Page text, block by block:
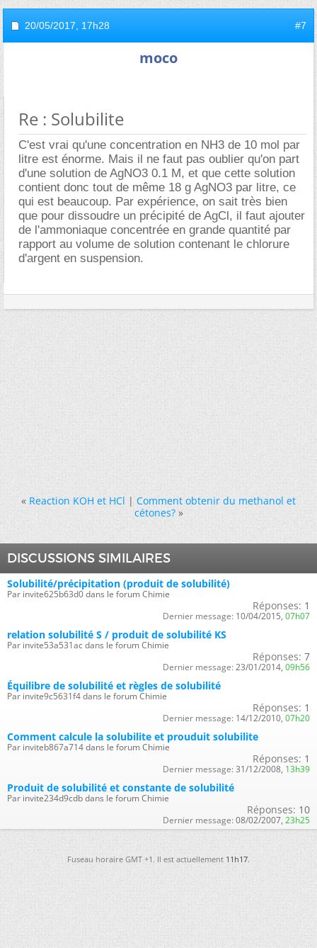
20/05/2017, 17h28 #7
moco
Re : Solubilite
C'est vrai qu'une concentration en NH3 de 10 mol par
litre est énorme. Mais il ne faut pas oublier qu'on part
d'une solution de AgNO3 0.1 M, et que cette solution
contient donc tout de même 18 g AgNO3 par litre, ce
qui est beaucoup. Par expérience, on sait très bien
que pour dissoudre un précipité de AgCl, il faut ajouter
de l'ammoniaque concentrée en grande quantité par
rapport au volume de solution contenant le chlorure
d'argent en suspension.
« Reaction KOH et HCl|Comment obtenir du methanol et
cétones? »
DISCUSSIONS SIMILAIRES
Solubilité/précipitation (produit de solubilité)
Par invite625b63d0 dans le forum Chimie
Réponses: 1
Dernier message: 10/04/2015, 07h07
relation solubilité S / produit de solubilité KS
Par invite53a531ac dans le forum Chimie
Réponses: 7
Dernier message: 23/01/2014, 09h56
Équilibre de solubilité et règles de solubilité
Par invite9c5631f4 dans le forum Chimie
Réponses: 1
Dernier message: 14/12/2010, 07h20
Comment calcule la solubilite et prouduit solubilite
Par inviteb867a714 dans le forum Chimie
Réponses: 1
Dernier message: 31/12/2008, 13h39
Produit de solubilité et constante de solubilité
Par invite234d9cdb dans le forum Chimie
Réponses: 10
Dernier message: 08/02/2007, 23h25
Fuseau horaire GMT +1. Il est actuellement11h17.